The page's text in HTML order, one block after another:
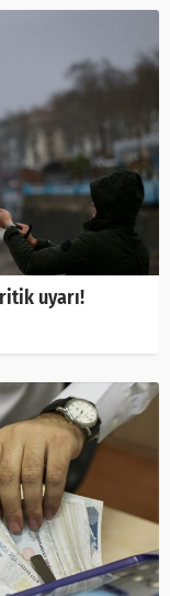
uyarı!